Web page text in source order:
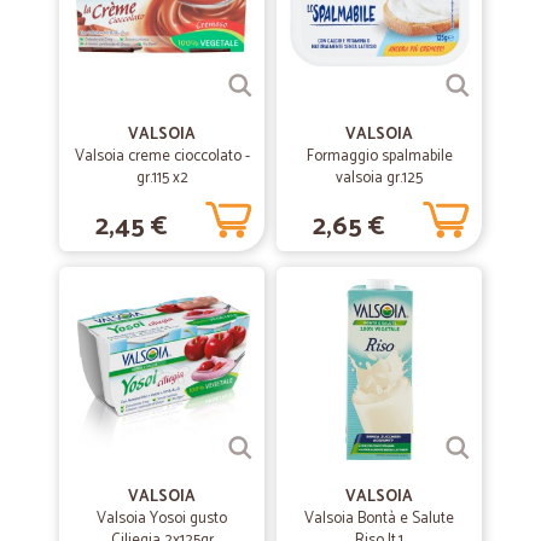
Velocissimi. Tutto ok.
Tutto perfetto!
Ottimo, tempi di consegna ristrettissimo
—Giuseppe P.
VALSOIA
Valsoia creme cioccolato -
gr.115 x2
2,45 €
VALSOIA
Formaggio spalmabile
valsoia gr.125
2,65 €
VALSOIA
Valsoia Yosoi gusto
VALSOIA
Valsoia Bontà e Salute